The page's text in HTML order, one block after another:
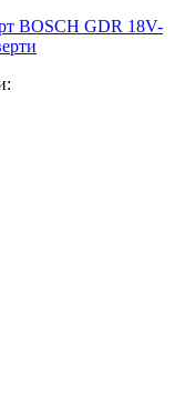
BOSCH GDR 18V-